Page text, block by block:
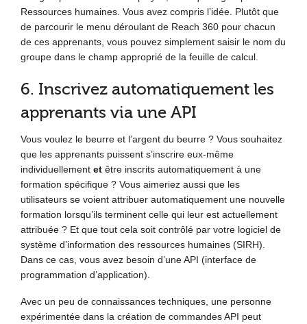
Ressources humaines. Vous avez compris l’idée. Plutôt que
de parcourir le menu déroulant de Reach 360 pour chacun
de ces apprenants, vous pouvez simplement saisir le nom du
groupe dans le champ approprié de la feuille de calcul.
6. Inscrivez automatiquement les
apprenants via une API
Vous voulez le beurre et l’argent du beurre ? Vous souhaitez
que les apprenants puissent s’inscrire eux-même
individuellement et être inscrits automatiquement à une
formation spécifique ? Vous aimeriez aussi que les
utilisateurs se voient attribuer automatiquement une nouvelle
formation lorsqu’ils terminent celle qui leur est actuellement
attribuée ? Et que tout cela soit contrôlé par votre logiciel de
système d’information des ressources humaines (SIRH).
Dans ce cas, vous avez besoin d’une API (interface de
programmation d’application).
Avec un peu de connaissances techniques, une personne
expérimentée dans la création de commandes API peut